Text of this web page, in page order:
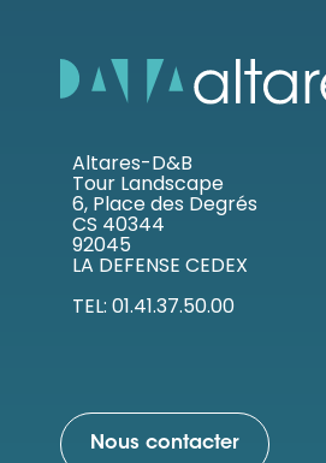
Altares-D&B
Tour Landscape
6, Place des Degrés
CS 40344
92045
LA DEFENSE CEDEX
TEL: 01.41.37.50.00
Nous contacter